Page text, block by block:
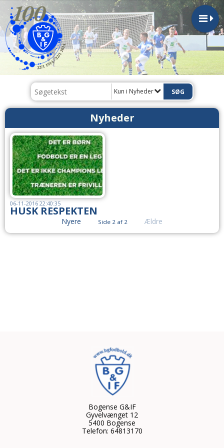
Kun i Nyheder
Nyheder
06-11-2016 22:40:35
HUSK RESPEKTEN
Nyere Side 2 af 2 Ældre
Bogense G&IF
Gyvelvænget 12
5400 Bogense
Telefon: 64813170